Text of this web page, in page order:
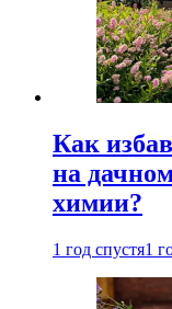
Как
на
химии?
1 год спустя1